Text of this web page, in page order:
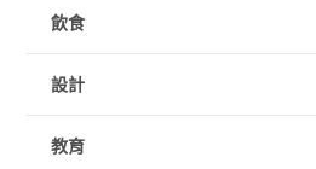
飲食
設計
教育